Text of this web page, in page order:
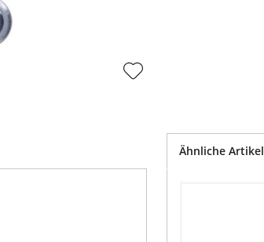
Ähnliche Artikel